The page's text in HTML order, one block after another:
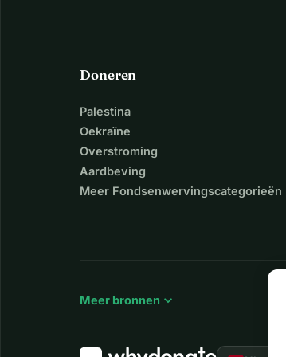
Doneren
Palestina
Oekraïne
Overstroming
Aardbeving
Meer Fondsenwervingscategorieën
Meer bronnen expand_more